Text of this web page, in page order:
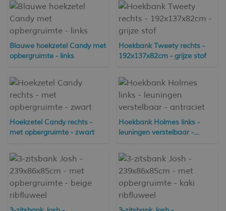
Blauwe hoekzetel Candy met
opbergruimte - links
Hoekbank Tweety rechts -
192x137x82cm - grijze stof
Hoekzetel Candy rechts -
met opbergruimte - zwart
Hoekbank Holmes links -
leuningen verstelbaar -